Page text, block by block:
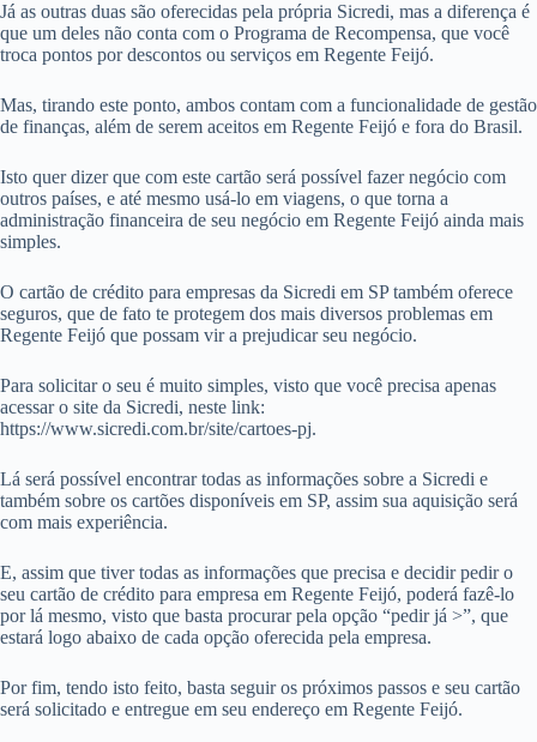
Já as outras duas são oferecidas pela própria Sicredi, mas a diferença é
que um deles não conta com o Programa de Recompensa, que você
troca pontos por descontos ou serviços em Regente Feijó.
Mas, tirando este ponto, ambos contam com a funcionalidade de gestão
de finanças, além de serem aceitos em Regente Feijó e fora do Brasil.
Isto quer dizer que com este cartão será possível fazer negócio com
outros países, e até mesmo usá-lo em viagens, o que torna a
administração financeira de seu negócio em Regente Feijó ainda mais
simples.
O cartão de crédito para empresas da Sicredi em SP também oferece
seguros, que de fato te protegem dos mais diversos problemas em
Regente Feijó que possam vir a prejudicar seu negócio.
Para solicitar o seu é muito simples, visto que você precisa apenas
acessar o site da Sicredi, neste link:
https://www.sicredi.com.br/site/cartoes-pj.
Lá será possível encontrar todas as informações sobre a Sicredi e
também sobre os cartões disponíveis em SP, assim sua aquisição será
com mais experiência.
E, assim que tiver todas as informações que precisa e decidir pedir o
seu cartão de crédito para empresa em Regente Feijó, poderá fazê-lo
por lá mesmo, visto que basta procurar pela opção “pedir já >”, que
estará logo abaixo de cada opção oferecida pela empresa.
Por fim, tendo isto feito, basta seguir os próximos passos e seu cartão
será solicitado e entregue em seu endereço em Regente Feijó.